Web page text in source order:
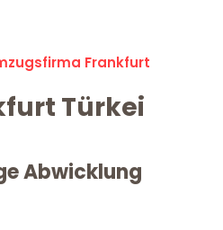
Frankfurt
Türkei
Abwicklung